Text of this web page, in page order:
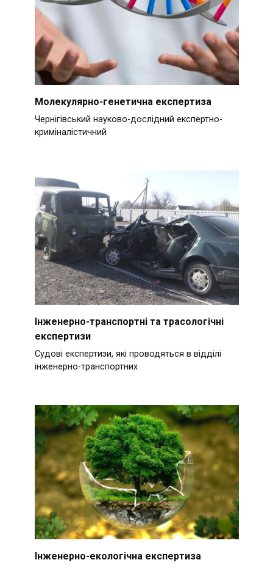
Молекулярно-генетична експертиза
Чернігівський науково-дослідний експертно-
криміналістичний
Інженерно-транспортні та трасологічні
експертизи
Судові експертизи, які проводяться в відділі
інженерно-транспортних
Інженерно-екологічна експертиза